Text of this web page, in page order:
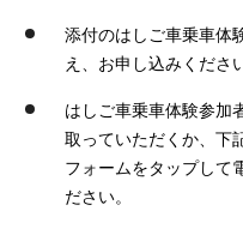
添付のはしご車乗車体
え、お申し込みくださ
はしご車乗車体験参加
取っていただくか、下
フォームをタップして
ださい。